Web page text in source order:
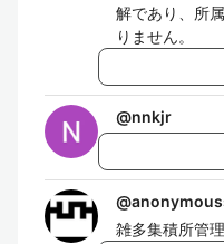
解であり、所
りません。
@nnkjr
@
雑多集積所管